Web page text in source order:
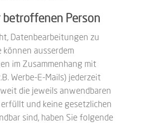
betroffenen Person
Datenbearbeitungen zu
können ausserdem
im Zusammenhang mit
Werbe-E-Mails) jederzeit
die jeweils anwendbaren
und keine gesetzlichen
sind, haben Sie folgende